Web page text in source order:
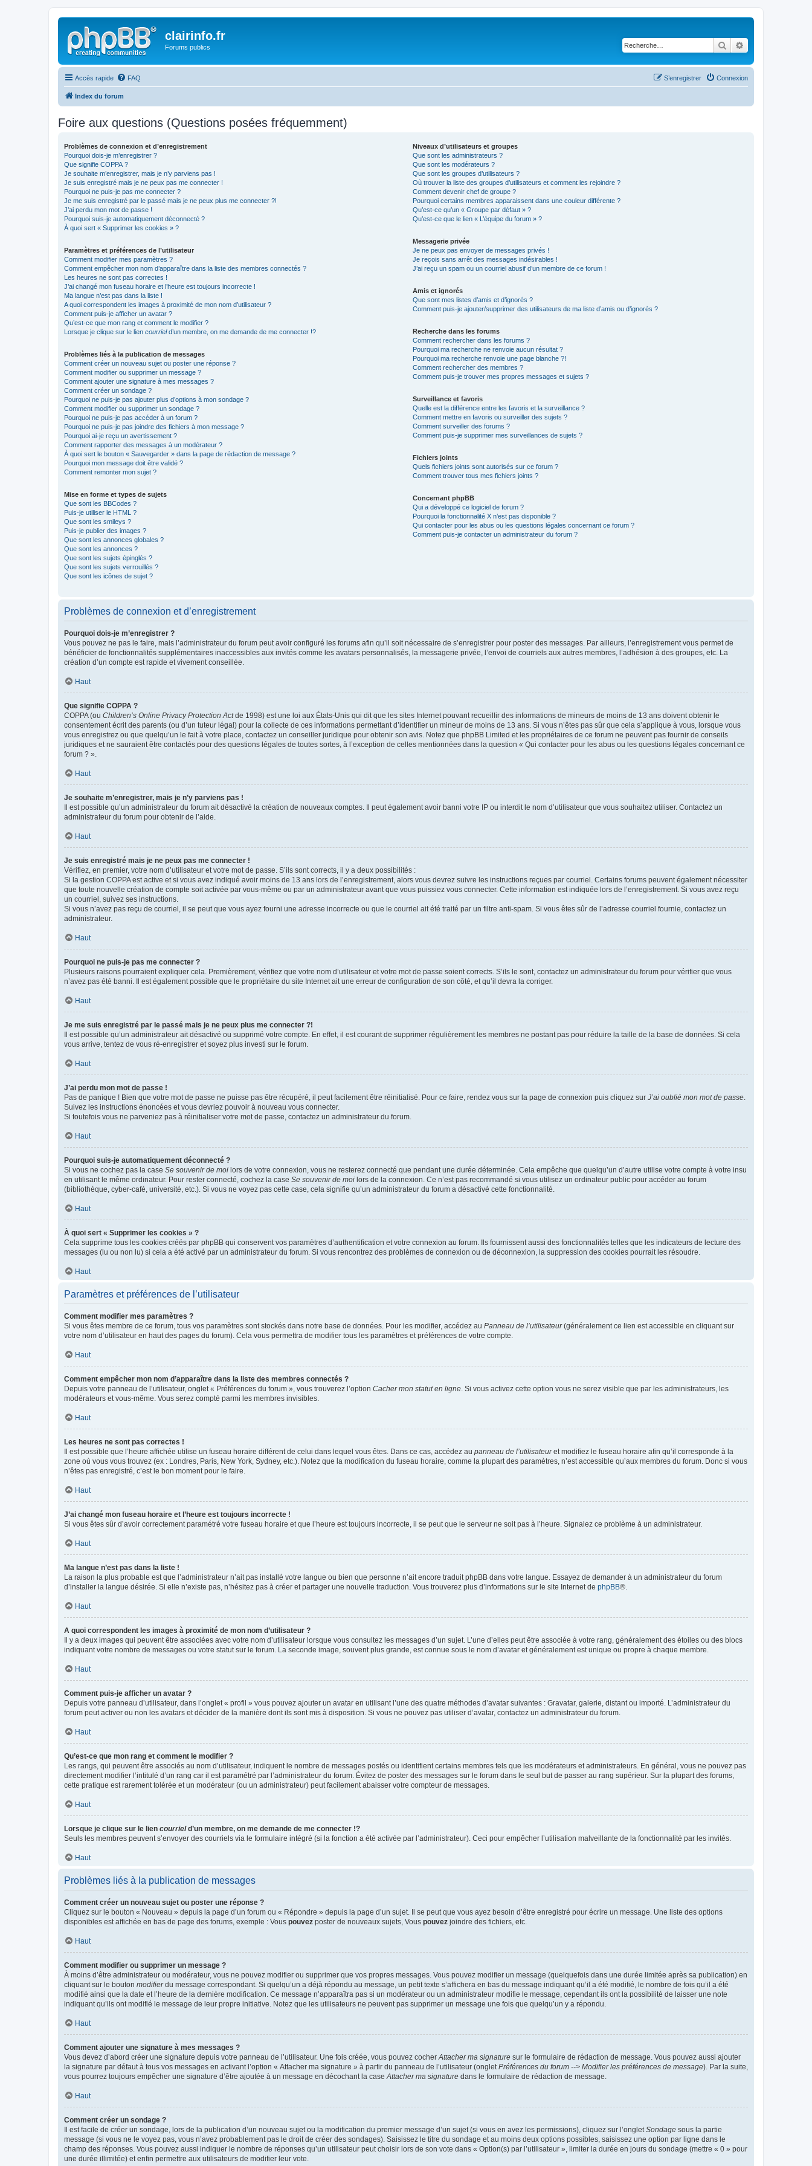
clairinfo.fr
Forums publics Rechercher
Accès rapide FAQ Connexion
S’enregistrer
Index du forum
Foire aux questions (Questions posées fréquemment)
Problèmes de connexion et d’enregistrement
Pourquoi dois-je m’enregistrer ?
Que signifie COPPA ?
Je souhaite m’enregistrer, mais je n’y parviens pas !
Je suis enregistré mais je ne peux pas me connecter !
Pourquoi ne puis-je pas me connecter ?
Je me suis enregistré par le passé mais je ne peux plus me connecter ?!
J’ai perdu mon mot de passe !
Pourquoi suis-je automatiquement déconnecté ?
À quoi sert « Supprimer les cookies » ?
Paramètres et préférences de l’utilisateur
Comment modifier mes paramètres ?
Comment empêcher mon nom d’apparaître dans la liste des membres connectés ?
Les heures ne sont pas correctes !
J’ai changé mon fuseau horaire et l’heure est toujours incorrecte !
Ma langue n’est pas dans la liste !
A quoi correspondent les images à proximité de mon nom d’utilisateur ?
Comment puis-je afficher un avatar ?
Qu’est-ce que mon rang et comment le modifier ?
Lorsque je clique sur le lien courrield’un membre, on me demande de me connecter !?
Problèmes liés à la publication de messages
Comment créer un nouveau sujet ou poster une réponse ?
Comment modifier ou supprimer un message ?
Comment ajouter une signature à mes messages ?
Comment créer un sondage ?
Pourquoi ne puis-je pas ajouter plus d’options à mon sondage ?
Comment modifier ou supprimer un sondage ?
Pourquoi ne puis-je pas accéder à un forum ?
Pourquoi ne puis-je pas joindre des fichiers à mon message ?
Pourquoi ai-je reçu un avertissement ?
Comment rapporter des messages à un modérateur ?
À quoi sert le bouton « Sauvegarder » dans la page de rédaction de message ?
Pourquoi mon message doit être validé ?
Comment remonter mon sujet ?
Mise en forme et types de sujets
Que sont les BBCodes ?
Puis-je utiliser le HTML ?
Que sont les smileys ?
Puis-je publier des images ?
Que sont les annonces globales ?
Que sont les annonces ?
Que sont les sujets épinglés ?
Que sont les sujets verrouillés ?
Que sont les icônes de sujet ?
Niveaux d’utilisateurs et groupes
Que sont les administrateurs ?
Que sont les modérateurs ?
Que sont les groupes d’utilisateurs ?
Où trouver la liste des groupes d’utilisateurs et comment les rejoindre ?
Comment devenir chef de groupe ?
Pourquoi certains membres apparaissent dans une couleur différente ?
Qu’est-ce qu’un « Groupe par défaut » ?
Qu’est-ce que le lien « L’équipe du forum » ?
Messagerie privée
Je ne peux pas envoyer de messages privés !
Je reçois sans arrêt des messages indésirables !
J’ai reçu un spam ou un courriel abusif d’un membre de ce forum !
Amis et ignorés
Que sont mes listes d’amis et d’ignorés ?
Comment puis-je ajouter/supprimer des utilisateurs de ma liste d’amis ou d’ignorés ?
Recherche dans les forums
Comment rechercher dans les forums ?
Pourquoi ma recherche ne renvoie aucun résultat ?
Pourquoi ma recherche renvoie une page blanche ?!
Comment rechercher des membres ?
Comment puis-je trouver mes propres messages et sujets ?
Surveillance et favoris
Quelle est la différence entre les favoris et la surveillance ?
Comment mettre en favoris ou surveiller des sujets ?
Comment surveiller des forums ?
Comment puis-je supprimer mes surveillances de sujets ?
Fichiers joints
Quels fichiers joints sont autorisés sur ce forum ?
Comment trouver tous mes fichiers joints ?
Concernant phpBB
Qui a développé ce logiciel de forum ?
Pourquoi la fonctionnalité X n’est pas disponible ?
Qui contacter pour les abus ou les questions légales concernant ce forum ?
Comment puis-je contacter un administrateur du forum ?
Problèmes de connexion et d’enregistrement
Pourquoi dois-je m’enregistrer ?
Vous pouvez ne pas le faire, mais l’administrateur du forum peut avoir configuré les forums afin qu’il soit nécessaire de s’enregistrer pour poster des messages. Par ailleurs, l’enregistrement vous permet de
bénéficier de fonctionnalités supplémentaires inaccessibles aux invités comme les avatars personnalisés, la messagerie privée, l’envoi de courriels aux autres membres, l’adhésion à des groupes, etc. La
création d’un compte est rapide et vivement conseillée.
Haut
Que signifie COPPA ?
COPPA (ou Children’s Online Privacy Protection Actde 1998) est une loi aux États-Unis qui dit que les sites Internet pouvant recueillir des informations de mineurs de moins de 13 ans doivent obtenir le
consentement écrit des parents (ou d’un tuteur légal) pour la collecte de ces informations permettant d’identifier un mineur de moins de 13 ans. Si vous n’êtes pas sûr que cela s’applique à vous, lorsque vous
vous enregistrez ou que quelqu’un le fait à votre place, contactez un conseiller juridique pour obtenir son avis. Notez que phpBB Limited et les propriétaires de ce forum ne peuvent pas fournir de conseils
juridiques et ne sauraient être contactés pour des questions légales de toutes sortes, à l’exception de celles mentionnées dans la question « Qui contacter pour les abus ou les questions légales concernant ce
forum ? ».
Haut
Je souhaite m’enregistrer, mais je n’y parviens pas !
Il est possible qu’un administrateur du forum ait désactivé la création de nouveaux comptes. Il peut également avoir banni votre IP ou interdit le nom d’utilisateur que vous souhaitez utiliser. Contactez un
administrateur du forum pour obtenir de l’aide.
Haut
Je suis enregistré mais je ne peux pas me connecter !
Vérifiez, en premier, votre nom d’utilisateur et votre mot de passe. S’ils sont corrects, il y a deux possibilités :
Si la gestion COPPA est active et si vous avez indiqué avoir moins de 13 ans lors de l’enregistrement, alors vous devrez suivre les instructions reçues par courriel. Certains forums peuvent également nécessiter
que toute nouvelle création de compte soit activée par vous-même ou par un administrateur avant que vous puissiez vous connecter. Cette information est indiquée lors de l’enregistrement. Si vous avez reçu
un courriel, suivez ses instructions.
Si vous n’avez pas reçu de courriel, il se peut que vous ayez fourni une adresse incorrecte ou que le courriel ait été traité par un filtre anti-spam. Si vous êtes sûr de l’adresse courriel fournie, contactez un
administrateur.
Haut
Pourquoi ne puis-je pas me connecter ?
Plusieurs raisons pourraient expliquer cela. Premièrement, vérifiez que votre nom d’utilisateur et votre mot de passe soient corrects. S’ils le sont, contactez un administrateur du forum pour vérifier que vous
n’avez pas été banni. Il est également possible que le propriétaire du site Internet ait une erreur de configuration de son côté, et qu’il devra la corriger.
Haut
Je me suis enregistré par le passé mais je ne peux plus me connecter ?!
Il est possible qu’un administrateur ait désactivé ou supprimé votre compte. En effet, il est courant de supprimer régulièrement les membres ne postant pas pour réduire la taille de la base de données. Si cela
vous arrive, tentez de vous ré-enregistrer et soyez plus investi sur le forum.
Haut
J’ai perdu mon mot de passe !
Pas de panique ! Bien que votre mot de passe ne puisse pas être récupéré, il peut facilement être réinitialisé. Pour ce faire, rendez vous sur la page de connexion puis cliquez sur J’ai oublié mon mot de passe
Suivez les instructions énoncées et vous devriez pouvoir à nouveau vous connecter.
Si toutefois vous ne parveniez pas à réinitialiser votre mot de passe, contactez un administrateur du forum.
Haut
Pourquoi suis-je automatiquement déconnecté ?
Si vous ne cochez pas la case Se souvenir de moi lors de votre connexion, vous ne resterez connecté que pendant une durée déterminée. Cela empêche que quelqu’un d’autre utilise votre compte à votre insu
en utilisant le même ordinateur. Pour rester connecté, cochez la case Se souvenir de moi lors de la connexion. Ce n’est pas recommandé si vous utilisez un ordinateur public pour accéder au forum
(bibliothèque, cyber-café, université, etc.). Si vous ne voyez pas cette case, cela signifie qu’un administrateur du forum a désactivé cette fonctionnalité.
Haut
À quoi sert « Supprimer les cookies » ?
Cela supprime tous les cookies créés par phpBB qui conservent vos paramètres d’authentification et votre connexion au forum. Ils fournissent aussi des fonctionnalités telles que les indicateurs de lecture des
messages (lu ou non lu) si cela a été activé par un administrateur du forum. Si vous rencontrez des problèmes de connexion ou de déconnexion, la suppression des cookies pourrait les résoudre.
Haut
Paramètres et préférences de l’utilisateur
Comment modifier mes paramètres ?
Si vous êtes membre de ce forum, tous vos paramètres sont stockés dans notre base de données. Pour les modifier, accédez au Panneau de l’utilisateur(généralement ce lien est accessible en cliquant sur
votre nom d’utilisateur en haut des pages du forum). Cela vous permettra de modifier tous les paramètres et préférences de votre compte.
Haut
Comment empêcher mon nom d’apparaître dans la liste des membres connectés ?
Depuis votre panneau de l’utilisateur, onglet « Préférences du forum », vous trouverez l’option Cacher mon statut en ligne . Si vous activez cette option vous ne serez visible que par les administrateurs, les
modérateurs et vous-même. Vous serez compté parmi les membres invisibles.
Haut
Les heures ne sont pas correctes !
Il est possible que l’heure affichée utilise un fuseau horaire différent de celui dans lequel vous êtes. Dans ce cas, accédez au panneau de l’utilisateuret modifiez le fuseau horaire afin qu’il corresponde à la
zone où vous vous trouvez (ex : Londres, Paris, New York, Sydney, etc.). Notez que la modification du fuseau horaire, comme la plupart des paramètres, n’est accessible qu’aux membres du forum. Donc si vous
n’êtes pas enregistré, c’est le bon moment pour le faire.
Haut
J’ai changé mon fuseau horaire et l’heure est toujours incorrecte !
Si vous êtes sûr d’avoir correctement paramétré votre fuseau horaire et que l’heure est toujours incorrecte, il se peut que le serveur ne soit pas à l’heure. Signalez ce problème à un administrateur.
Haut
Ma langue n’est pas dans la liste !
La raison la plus probable est que l’administrateur n’ait pas installé votre langue ou bien que personne n’ait encore traduit phpBB dans votre langue. Essayez de demander à un administrateur du forum
d’installer la langue désirée. Si elle n’existe pas, n’hésitez pas à créer et partager une nouvelle traduction. Vous trouverez plus d’informations sur le site Internet de phpBB®.
Haut
A quoi correspondent les images à proximité de mon nom d’utilisateur ?
Il y a deux images qui peuvent être associées avec votre nom d’utilisateur lorsque vous consultez les messages d’un sujet. L’une d’elles peut être associée à votre rang, généralement des étoiles ou des blocs
indiquant votre nombre de messages ou votre statut sur le forum. La seconde image, souvent plus grande, est connue sous le nom d’avatar et généralement est unique ou propre à chaque membre.
Haut
Comment puis-je afficher un avatar ?
Depuis votre panneau d’utilisateur, dans l’onglet « profil » vous pouvez ajouter un avatar en utilisant l’une des quatre méthodes d’avatar suivantes : Gravatar, galerie, distant ou importé. L’administrateur du
forum peut activer ou non les avatars et décider de la manière dont ils sont mis à disposition. Si vous ne pouvez pas utiliser d’avatar, contactez un administrateur du forum.
Haut
Qu’est-ce que mon rang et comment le modifier ?
Les rangs, qui peuvent être associés au nom d’utilisateur, indiquent le nombre de messages postés ou identifient certains membres tels que les modérateurs et administrateurs. En général, vous ne pouvez pas
directement modifier l’intitulé d’un rang car il est paramétré par l’administrateur du forum. Évitez de poster des messages sur le forum dans le seul but de passer au rang supérieur. Sur la plupart des forums,
cette pratique est rarement tolérée et un modérateur (ou un administrateur) peut facilement abaisser votre compteur de messages.
Haut
Lorsque je clique sur le lien courrield’un membre, on me demande de me connecter !?
Seuls les membres peuvent s’envoyer des courriels via le formulaire intégré (si la fonction a été activée par l’administrateur). Ceci pour empêcher l’utilisation malveillante de la fonctionnalité par les invités.
Haut
Problèmes liés à la publication de messages
Comment créer un nouveau sujet ou poster une réponse ?
Cliquez sur le bouton « Nouveau » depuis la page d’un forum ou « Répondre » depuis la page d’un sujet. Il se peut que vous ayez besoin d’être enregistré pour écrire un message. Une liste des options
disponibles est affichée en bas de page des forums, exemple : Vous pouvez poster de nouveaux sujets, Vous pouvez joindre des fichiers, etc.
Haut
Comment modifier ou supprimer un message ?
À moins d’être administrateur ou modérateur, vous ne pouvez modifier ou supprimer que vos propres messages. Vous pouvez modifier un message (quelquefois dans une durée limitée après sa publication) en
cliquant sur le bouton modifierdu message correspondant. Si quelqu’un a déjà répondu au message, un petit texte s’affichera en bas du message indiquant qu’il a été modifié, le nombre de fois qu’il a été
modifié ainsi que la date et l’heure de la dernière modification. Ce message n’apparaîtra pas si un modérateur ou un administrateur modifie le message, cependant ils ont la possibilité de laisser une note
indiquant qu’ils ont modifié le message de leur propre initiative. Notez que les utilisateurs ne peuvent pas supprimer un message une fois que quelqu’un y a répondu.
Haut
Comment ajouter une signature à mes messages ?
Vous devez d’abord créer une signature depuis votre panneau de l’utilisateur. Une fois créée, vous pouvez cocher Attacher ma signature sur le formulaire de rédaction de message. Vous pouvez aussi ajouter
la signature par défaut à tous vos messages en activant l’option « Attacher ma signature » à partir du panneau de l’utilisateur (onglet Préférences du forum --> Modifier les préférences de message). Par la suite,
vous pourrez toujours empêcher une signature d’être ajoutée à un message en décochant la case Attacher ma signature dans le formulaire de rédaction de message.
Haut
Comment créer un sondage ?
Il est facile de créer un sondage, lors de la publication d’un nouveau sujet ou la modification du premier message d’un sujet (si vous en avez les permissions), cliquez sur l’onglet Sondage sous la partie
message (si vous ne le voyez pas, vous n’avez probablement pas le droit de créer des sondages). Saisissez le titre du sondage et au moins deux options possibles, saisissez une option par ligne dans le
champ des réponses. Vous pouvez aussi indiquer le nombre de réponses qu’un utilisateur peut choisir lors de son vote dans « Option(s) par l’utilisateur », limiter la durée en jours du sondage (mettre « 0 » pour
une durée illimitée) et enfin permettre aux utilisateurs de modifier leur vote.